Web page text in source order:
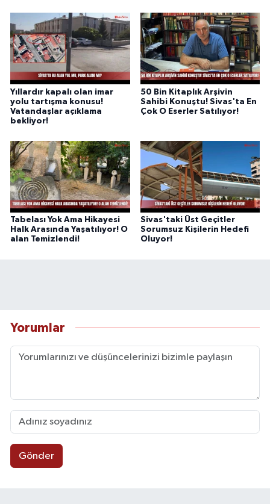
Yıllardır kapalı olan imar
yolu tartışma konusu!
Vatandaşlar açıklama
bekliyor!
50 Bin Kitaplık Arşivin
Sahibi Konuştu! Sivas'ta En
Çok O Eserler Satılıyor!
Tabelası Yok Ama Hikayesi
Halk Arasında Yaşatılıyor! O
alan Temizlendi!
Sivas'taki Üst Geçitler
Sorumsuz Kişilerin Hedefi
Oluyor!
Yorumlar
Gönder